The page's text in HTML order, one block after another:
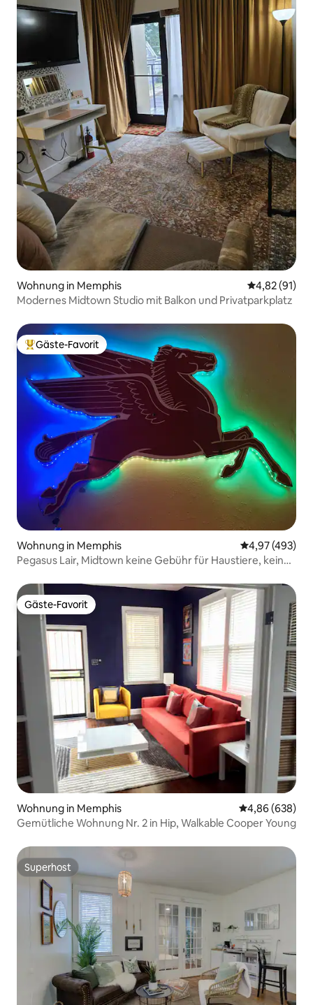
Wohnung in Memphis
4,82 (91)
Modernes Midtown Studio mit Balkon und Privatparkplatz
Beliebter Gäste-Favorit.
Gäste-Favorit
Wohnung in Memphis
4,97 (493)
Pegasus Lair, Midtown keine Gebühr für Haustiere, keine
Gäste-Favorit
Gäste-Favorit
Wohnung in Memphis
4,86 (638)
Gemütliche Wohnung Nr. 2 in Hip, Walkable Cooper Young
Superhost
Superhost